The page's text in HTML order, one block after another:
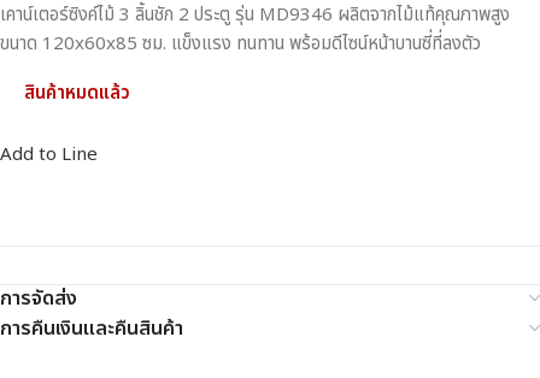
เคาน์เตอร์ซิงค์ไม้ 3 ลิ้นชัก 2 ประตู รุ่น MD9346 ผลิตจากไม้แท้คุณภาพสูง
ขนาด 120x60x85 ซม. แข็งแรง ทนทาน พร้อมดีไซน์หน้าบานซี่ที่ลงตัว
สินค้าหมดแล้ว
Add to Line
การจัดส่ง
การคืนเงินและคืนสินค้า